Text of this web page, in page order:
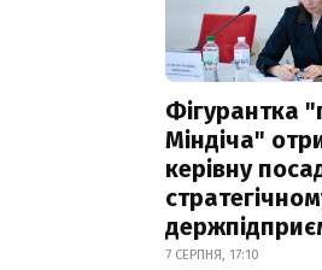
Фігурантка
Міндіча"
керівну
7 СЕРПНЯ, 17:10